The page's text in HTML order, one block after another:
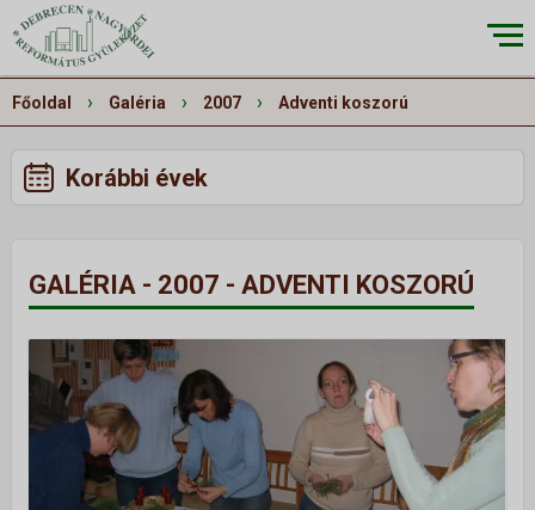
RÓLUNK▼
Történetünk
Épületeink
Munkatársaink
Galéria
Szivárvány
Főoldal › Galéria › 2007 › Adventi koszorú
GALÉRIA - 2007 - ADVENTI KOSZORÚ
Korábbi évek